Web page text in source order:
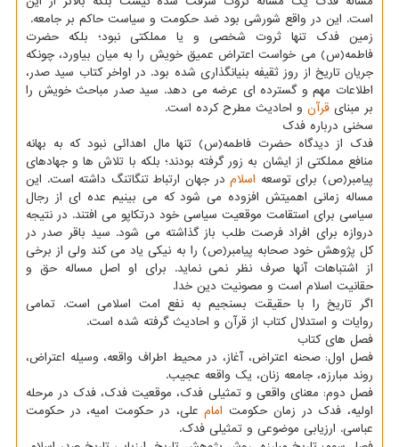
است. این در واقع شورشی بود ضد حکومت و سیاست حاکم بر جامعه.
زمین فدک تنها ثروت شخصی و یا مملکتی نبود؛ بلکه حضرت
فاطمه(س) می خواست اعتراض عمیق خویش را به میان بیاورد، چونکه
جریان تاریخ از روز ثقیفه بنیانگذاری شده بود. در اواخر کتاب سید صدر،
اطلاعات مهم و گسترده ای عرضه می دهد. سید صدر مباحث خویش را
بر مبنای قرآن و احادیث مطرح کرده است.
سخنی درباره فدک
فدک از دیدگاه حضرت فاطمه(س) تنها مال اهدائی نبود که به بهانه
منافع مملکتی از ایشان به زور گرفته بودند؛ بلکه با تلاش ها و جهادهای
پیامبر(ص) برای توسعه اسلامدر جهان ارتباط تنگاتنگ داشته است. این
مساله زمانی اهمیتش افزوده می شود که می بینیم عده ای از رجال
سیاسی برای استقامت موقعیت سیاسی خود درتکاپو می افتند. در نتیجه
دروازه برای افراد فرصت طلب باز گذاشته می شود. سید باقر صدر در
کل پژوهش خود صحابه پیامبر(ص) را به نیکی یاد می کند ولی از برخی
از اشتباهات آنها صرف نظر نمی نماید. برای او اصل مساله حق و
حقانیت اسلام است و مصونیت دین خدا.
اگر تاریخ را با حقیقت بسنجیم به نفع امت اسلامی است. تمامی
روایات و استدلال کتاب از قرآن و احادیث گرفته شده است.
فصل های کتاب
فصل اول: صحنه اعتراض، آغاز، در محیط اطراف واقعه، وسیله اعتراض،
روند مبارزه، جامعه زنان، یک واقعه عجیب.
فصل دوم: معنای واقعی و تمثیلی فدک، موقعیت فدک، فدک در مرحله
اولیه، فدک در زمان حکومت امامعلی، در حکومت امیه، در حکومت
عباسی. ارزیابی موضوعی و تمثیلی فدک.